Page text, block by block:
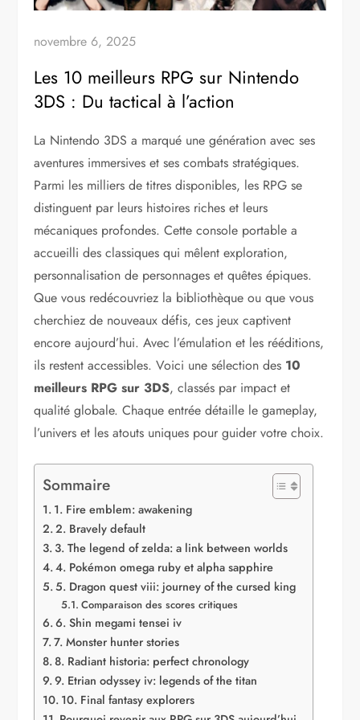
novembre 6, 2025
Les 10 meilleurs RPG sur Nintendo
3DS : Du tactical à l’action
La Nintendo 3DS a marqué une génération avec ses
aventures immersives et ses combats stratégiques.
Parmi les milliers de titres disponibles, les RPG se
distinguent par leurs histoires riches et leurs
mécaniques profondes. Cette console portable a
accueilli des classiques qui mêlent exploration,
personnalisation de personnages et quêtes épiques.
Que vous redécouvriez la bibliothèque ou que vous
cherchiez de nouveaux défis, ces jeux captivent
encore aujourd’hui. Avec l’émulation et les rééditions,
ils restent accessibles. Voici une sélection des 10
meilleurs RPG sur 3DS, classés par impact et
qualité globale. Chaque entrée détaille le gameplay,
l’univers et les atouts uniques pour guider votre choix.
Sommaire
1. Fire emblem: awakening
2. Bravely default
3. The legend of zelda: a link between worlds
4. Pokémon omega ruby et alpha sapphire
5. Dragon quest viii: journey of the cursed king
Comparaison des scores critiques
6. Shin megami tensei iv
7. Monster hunter stories
8. Radiant historia: perfect chronology
9. Etrian odyssey iv: legends of the titan
10. Final fantasy explorers